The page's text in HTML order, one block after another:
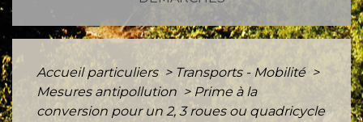
Accueil particuliers > Transports - Mobilité >
Mesures antipollution > Prime à la
conversion pour un 2, 3 roues ou quadricycle